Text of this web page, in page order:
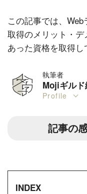
この記事では、
取得のメリット・
あった資格を取得し
執筆者
Mojiギル
Profile
記事の
INDEX